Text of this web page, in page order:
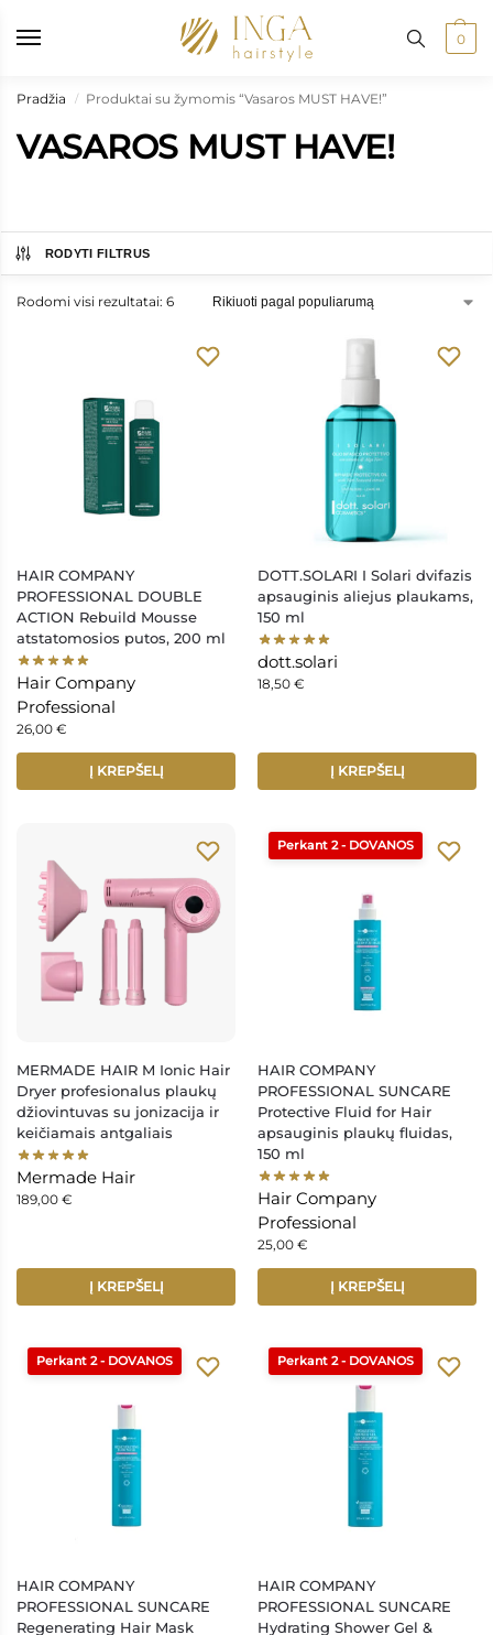
į paštomatus nuo 50 €, kurjeriu į namus nuo 100 €
Prekių
0
Pradžia / Produktai su žymomis “Vasaros MUST HAVE!”
VASAROS MUST HAVE!
RODYTI FILTRUS
Rodomi visi rezultatai: 6
HAIR COMPANY
PROFESSIONAL DOUBLE
ACTION Rebuild Mousse
atstatomosios putos, 200 ml
Hair Company
Professional
26,00 €
Į KREPŠELĮ
DOTT.SOLARI I Solari dvifazis
apsauginis aliejus plaukams,
150 ml
dott.solari
18,50 €
Į KREPŠELĮ
MERMADE HAIR M Ionic Hair
Dryer profesionalus plaukų
džiovintuvas su jonizacija ir
keičiamais antgaliais
Mermade Hair
189,00 €
Į KREPŠELĮ
Perkant 2 - DOVANOS
HAIR COMPANY
PROFESSIONAL SUNCARE
Protective Fluid for Hair
apsauginis plaukų fluidas,
150 ml
Hair Company
Professional
25,00 €
Į KREPŠELĮ
Perkant 2 - DOVANOS
HAIR COMPANY
PROFESSIONAL SUNCARE
Regenerating Hair Mask
Perkant 2 - DOVANOS
HAIR COMPANY
PROFESSIONAL SUNCARE
Hydrating Shower Gel &